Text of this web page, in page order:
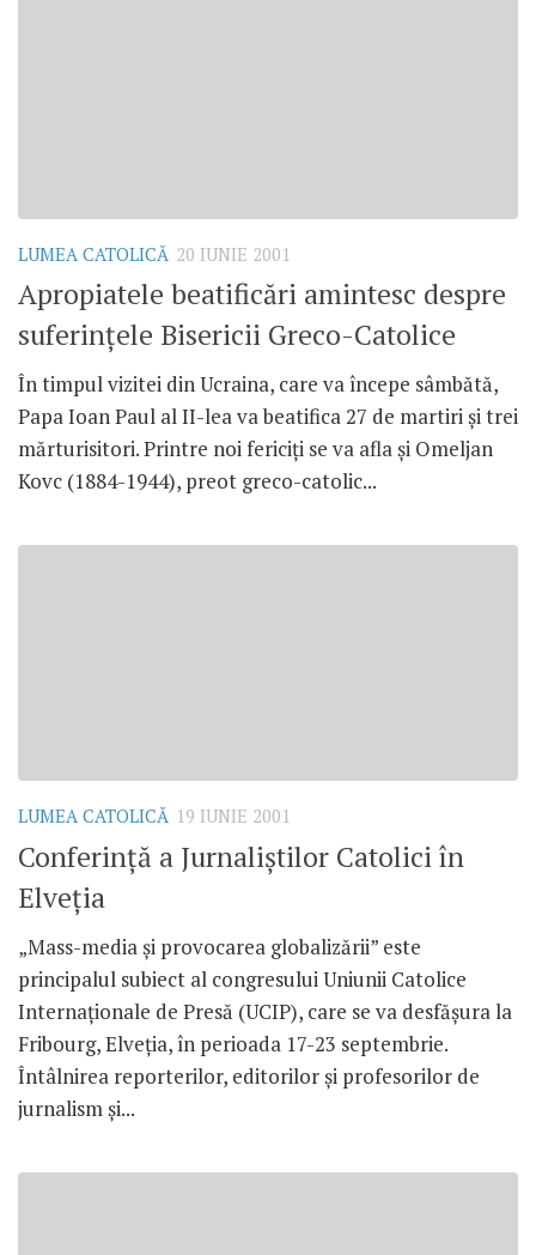
LUMEA CATOLICĂ 20 IUNIE 2001
Apropiatele beatificări amintesc despre
suferinţele Bisericii Greco-Catolice
În timpul vizitei din Ucraina, care va începe sâmbătă,
Papa Ioan Paul al II-lea va beatifica 27 de martiri şi trei
mărturisitori. Printre noi fericiţi se va afla şi Omeljan
Kovc (1884-1944), preot greco-catolic...
LUMEA CATOLICĂ 19 IUNIE 2001
Conferinţă a Jurnaliştilor Catolici în
Elveţia
„Mass-media şi provocarea globalizării” este
principalul subiect al congresului Uniunii Catolice
Internaţionale de Presă (UCIP), care se va desfăşura la
Fribourg, Elveţia, în perioada 17-23 septembrie.
Întâlnirea reporterilor, editorilor şi profesorilor de
jurnalism şi...